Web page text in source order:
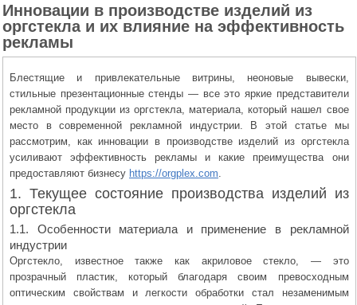
Инновации в производстве изделий из
оргстекла и их влияние на эффективность
рекламы
Блестящие и привлекательные витрины, неоновые вывески,
стильные презентационные стенды — все это яркие представители
рекламной продукции из оргстекла, материала, который нашел свое
место в современной рекламной индустрии. В этой статье мы
рассмотрим, как инновации в производстве изделий из оргстекла
усиливают эффективность рекламы и какие преимущества они
предоставляют бизнесу https://orgplex.com
1. Текущее состояние производства изделий из
оргстекла
1.1. Особенности материала и применение в рекламной
индустрии
Оргстекло, известное также как акриловое стекло, — это
прозрачный пластик, который благодаря своим превосходным
оптическим свойствам и легкости обработки стал незаменимым